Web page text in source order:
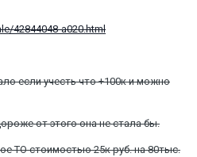
42844048-a020.html
если учесть что +100к и можно
от этого она не стала бы.
ТО стоимостью 25к руб. на 80тыс.